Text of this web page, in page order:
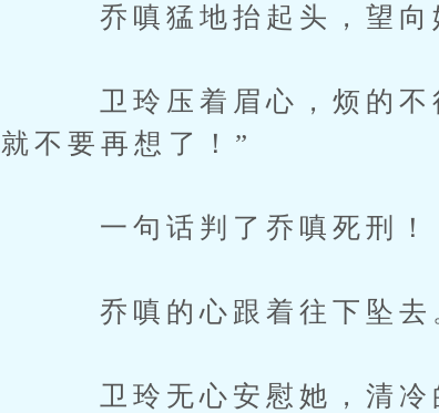
乔嗔猛地抬起头，望向
卫玲压着眉心，烦的不行
就不要再想了！”
一句话判了乔嗔死刑！
乔嗔的心跟着往下坠去
卫玲无心安慰她，清冷的